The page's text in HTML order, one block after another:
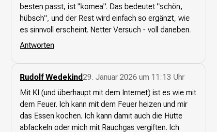
besten passt, ist "komea". Das bedeutet "schön,
hübsch", und der Rest wird einfach so ergänzt, wie
es sinnvoll erscheint. Netter Versuch - voll daneben.
Antworten
Rudolf Wedekind29. Januar 2026 um 11:13 Uhr
Mit KI (und überhaupt mit dem Internet) ist es wie mit
dem Feuer. Ich kann mit dem Feuer heizen und mir
das Essen kochen. Ich kann damit auch die Hütte
abfackeln oder mich mit Rauchgas vergiften. Ich